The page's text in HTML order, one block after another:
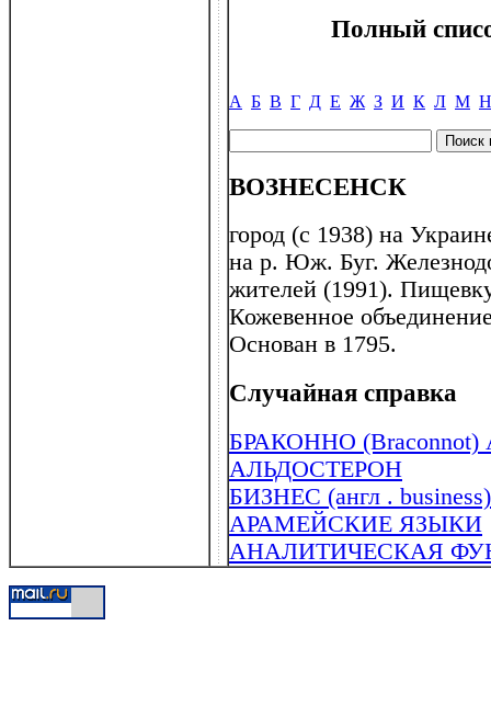
Полный
А Б В Г Д Е Ж З И К Л М Н
ВОЗНЕСЕНСК
город (с 1938) на
на р. Юж. Буг.
жителей (1991).
Кожевенное
Основан в 1795.
Случайная справка
БРАКОННО (Braconnot)
АЛЬДОСТЕРОН
БИЗНЕС (англ . business)
АРАМЕЙСКИЕ ЯЗЫКИ
АНАЛИТИЧЕСКАЯ